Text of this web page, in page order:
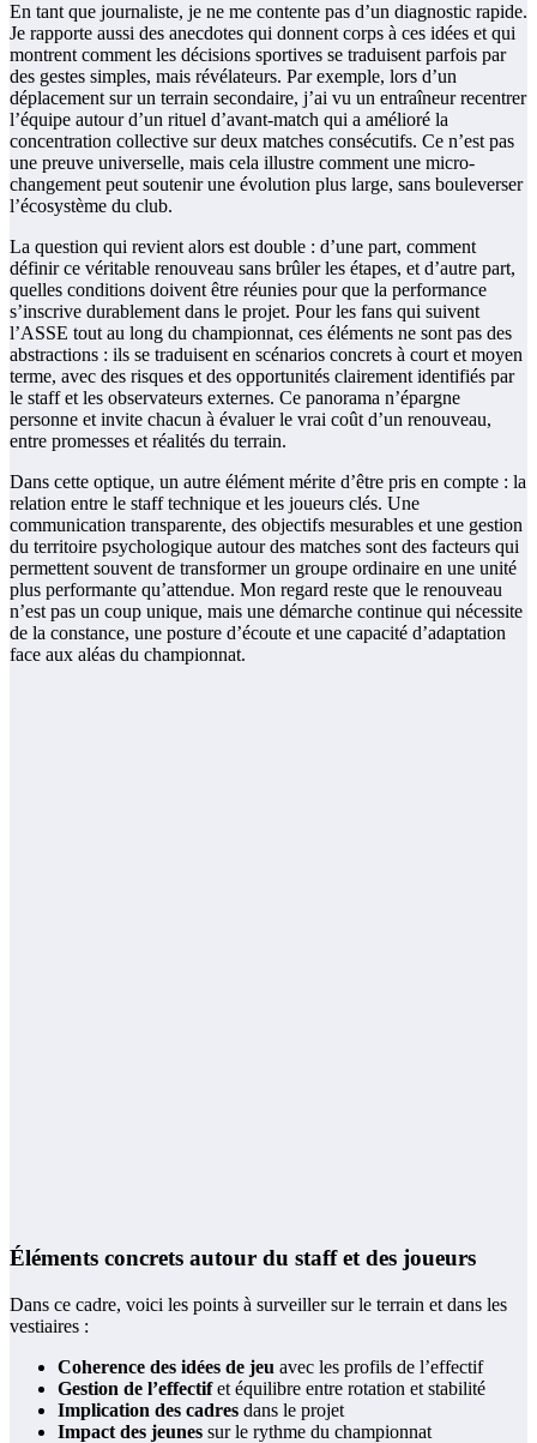
En tant que journaliste, je ne me contente pas d’un diagnostic rapide.
Je rapporte aussi des anecdotes qui donnent corps à ces idées et qui
montrent comment les décisions sportives se traduisent parfois par
des gestes simples, mais révélateurs. Par exemple, lors d’un
déplacement sur un terrain secondaire, j’ai vu un entraîneur recentrer
l’équipe autour d’un rituel d’avant-match qui a amélioré la
concentration collective sur deux matches consécutifs. Ce n’est pas
une preuve universelle, mais cela illustre comment une micro-
changement peut soutenir une évolution plus large, sans bouleverser
l’écosystème du club.
La question qui revient alors est double : d’une part, comment
définir ce véritable renouveau sans brûler les étapes, et d’autre part,
quelles conditions doivent être réunies pour que la performance
s’inscrive durablement dans le projet. Pour les fans qui suivent
l’ASSE tout au long du championnat, ces éléments ne sont pas des
abstractions : ils se traduisent en scénarios concrets à court et moyen
terme, avec des risques et des opportunités clairement identifiés par
le staff et les observateurs externes. Ce panorama n’épargne
personne et invite chacun à évaluer le vrai coût d’un renouveau,
entre promesses et réalités du terrain.
Dans cette optique, un autre élément mérite d’être pris en compte : la
relation entre le staff technique et les joueurs clés. Une
communication transparente, des objectifs mesurables et une gestion
du territoire psychologique autour des matches sont des facteurs qui
permettent souvent de transformer un groupe ordinaire en une unité
plus performante qu’attendue. Mon regard reste que le renouveau
n’est pas un coup unique, mais une démarche continue qui nécessite
de la constance, une posture d’écoute et une capacité d’adaptation
face aux aléas du championnat.
Éléments concrets autour du staff et des joueurs
Dans ce cadre, voici les points à surveiller sur le terrain et dans les
vestiaires :
Coherence des idées de jeu avec les profils de l’effectif
Gestion de l’effectifet équilibre entre rotation et stabilité
Implication des cadres dans le projet
Impact des jeunes sur le rythme du championnat